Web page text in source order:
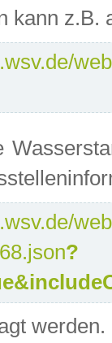
kann
?
werden.